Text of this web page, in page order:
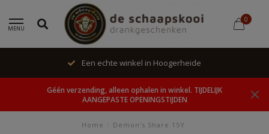
MENU
0
Een echte winkel in Hoogerheide
Géén verzending, alleen ophalen in winkel. TIJDELIJK
AANGEPASTE OPENINGSTIJDEN
Home Demon's Share 15Y